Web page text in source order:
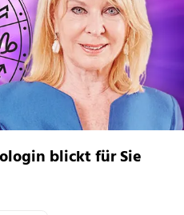
blickt für Sie